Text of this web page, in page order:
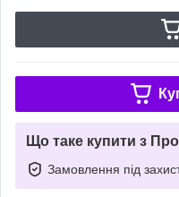
Що таке купити з
Замовлення під